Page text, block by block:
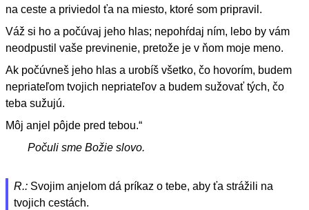
na ceste a priviedol ťa na miesto, ktoré som pripravil.
Váž si ho a počúvaj jeho hlas; nepohŕdaj ním, lebo by vám
neodpustil vaše previnenie, pretože je v ňom moje meno.
Ak počúvneš jeho hlas a urobíš všetko, čo hovorím, budem
nepriateľom tvojich nepriateľov a budem sužovať tých, čo
teba sužujú.
Môj anjel pôjde pred tebou.“
Počuli sme Božie slovo.
R.: Svojim anjelom dá príkaz o tebe, aby ťa strážili na
tvojich cestách.